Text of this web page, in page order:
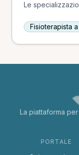
Le
Fisioterapista
La piattaforma
PORTALE